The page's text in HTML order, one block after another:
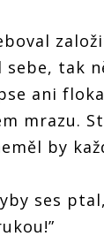
sebe, tak
ani
mrazu.
by
ses